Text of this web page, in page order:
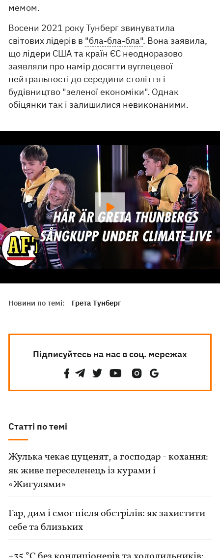
мемом.
Восени 2021 року Тунберг звинуватила
світових лідерів в "бла-бла-бла". Вона заявила,
що лідери США та країн ЄС неодноразово
заявляли про намір досягти вуглецевої
нейтральності до середини століття і
будівництво "зеленої економіки". Однак
обіцянки так і залишилися невиконаними.
Новини по темі: Грета Тунберг
Підписуйтесь на нас в соц. мережах
Статті по темі
Жулька чекає цуценят, а господар - кохання:
як живе переселенець із курами і
«Жигулями»
Гар, дим і смог після обстрілів: як захистити
себе та близьких